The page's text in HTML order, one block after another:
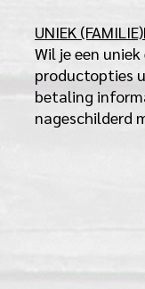
UNIEK
Wil je een
productopties
betaling
nageschilderd